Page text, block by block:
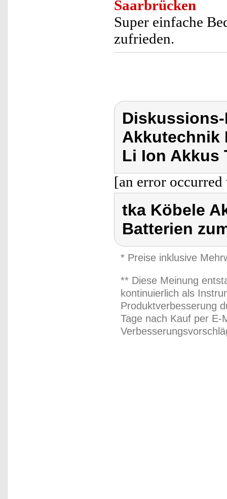
Saarbrücken
Super einfache
zufrieden.
Akkutechnik
Li Ion Akkus
[an error
tka Köbele
Batterien
* Preise inklusive
** Diese Meinung
kontinuierlich als
Produktverbesserung
Tage nach Kauf per E-